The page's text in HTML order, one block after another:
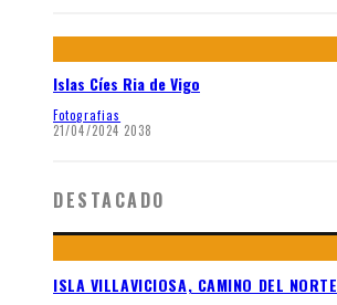
Islas Cíes Ria de Vigo
Fotografias
21/04/2024 2038
DESTACADO
ISLA VILLAVICIOSA, CAMINO DEL NORTE